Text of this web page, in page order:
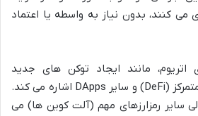
می کنند، بدون نیاز به واسطه یا اعتماد
اتریوم، مانند ایجاد توکن های جدید
(NFTs)، تأمین مالی غیرمتمرکز (DeFi) و سایر DApps اشاره می کند.
سایر رمزارزهای مهم (آلت کوین ها) می